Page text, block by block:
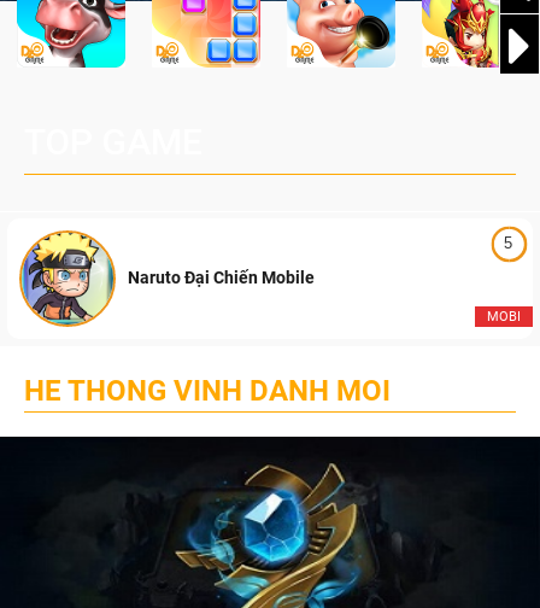
5
MOBI
Naruto Đại Chiến Mobile
HE THONG VINH DANH MOI